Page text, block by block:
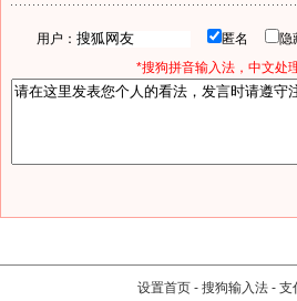
用户： 匿名 隐
*搜狗拼音输入法，中文处
设置首页 - 搜狗输入法 - 支